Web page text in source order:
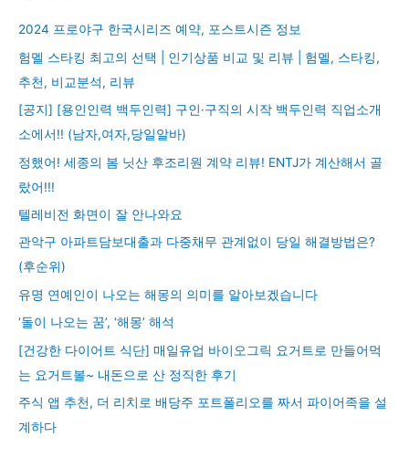
2024 프로야구 한국시리즈 예약, 포스트시즌 정보
험멜 스타킹 최고의 선택 | 인기상품 비교 및 리뷰 | 험멜, 스타킹,
추천, 비교분석, 리뷰
[공지] [용인인력 백두인력] 구인·구직의 시작 백두인력 직업소개
소에서!! (남자,여자,당일알바)
정했어! 세종의 봄 닛산 후조리원 계약 리뷰! ENTJ가 계산해서 골
랐어!!!
텔레비전 화면이 잘 안나와요
관악구 아파트담보대출과 다중채무 관계없이 당일 해결방법은?
(후순위)
유명 연예인이 나오는 해몽의 의미를 알아보겠습니다
‘돌이 나오는 꿈’, ‘해몽’ 해석
[건강한 다이어트 식단] 매일유업 바이오그릭 요거트로 만들어먹
는 요거트볼~ 내돈으로 산 정직한 후기
주식 앱 추천, 더 리치로 배당주 포트폴리오를 짜서 파이어족을 설
계하다